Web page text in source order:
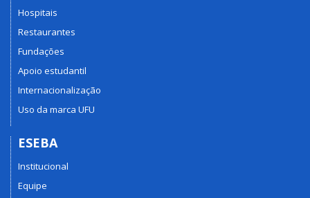
Hospitais
Restaurantes
Fundações
Apoio estudantil
Internacionalização
Uso da marca UFU
ESEBA
Institucional
Equipe